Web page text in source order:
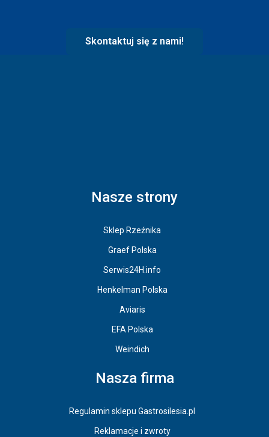
Skontaktuj się z nami!
Nasze strony
Sklep Rzeźnika
Graef Polska
Serwis24H.info
Henkelman Polska
Aviaris
EFA Polska
Weindich
Nasza firma
Regulamin sklepu Gastrosilesia.pl
Reklamacje i zwroty